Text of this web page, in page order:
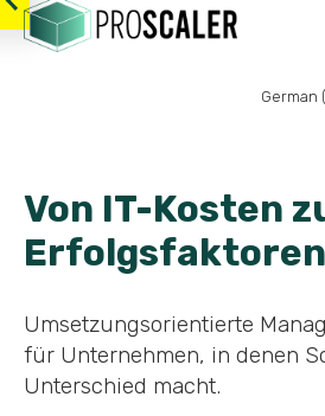
German
Von IT-Kosten
Erfolgsfaktoren
Umsetzungsorientierte
für Unternehmen, in denen
Unterschied macht.